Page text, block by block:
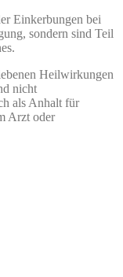
Einkerbungen bei
sondern sind Teil
Heilwirkungen
nicht
als Anhalt für
Arzt oder